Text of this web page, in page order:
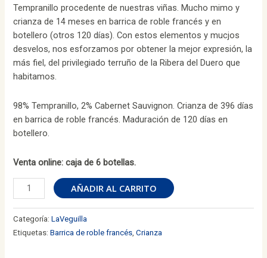
Tempranillo procedente de nuestras viñas. Mucho mimo y
crianza de 14 meses en barrica de roble francés y en
botellero (otros 120 días). Con estos elementos y mucjos
desvelos, nos esforzamos por obtener la mejor expresión, la
más fiel, del privilegiado terruño de la Ribera del Duero que
habitamos.
98% Tempranillo, 2% Cabernet Sauvignon. Crianza de 396 días
en barrica de roble francés. Maduración de 120 días en
botellero.
Venta online: caja de 6 botellas.
LaVeguilla
Crianza
2022
(Caja
6
AÑADIR AL CARRITO
Categoría:LaVeguilla
Etiquetas:Barrica de roble francés,Crianza